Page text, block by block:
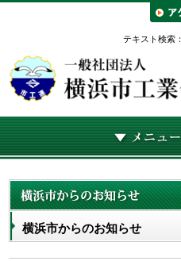
テキスト検索：
横浜市からのお知らせ